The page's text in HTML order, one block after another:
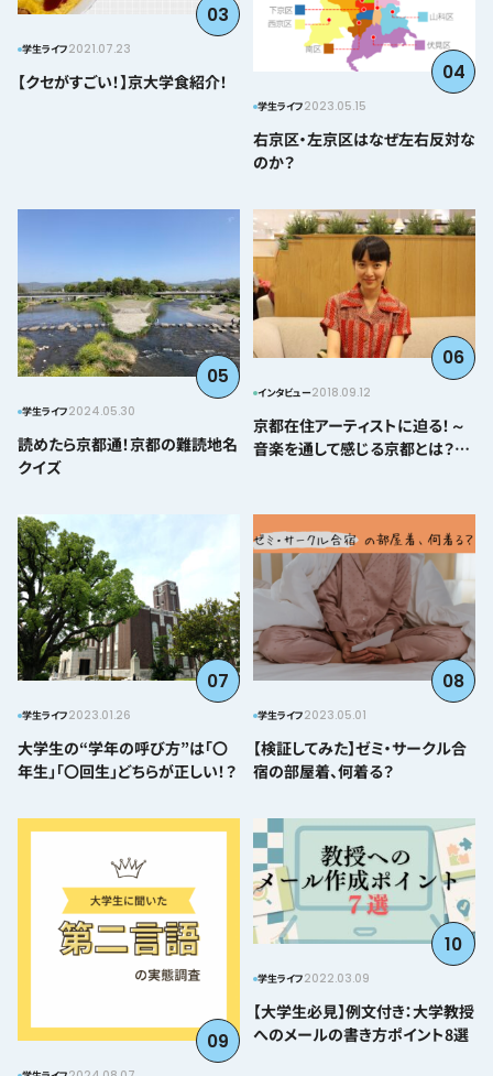
03
学生ライフ2021.07.23
【クセがすごい！】京大学食紹介！ 04
学生ライフ2023.05.15
右京区・左京区はなぜ左右反対な
のか？
05
学生ライフ2024.05.30
読めたら京都通！京都の難読地名
クイズ
06
インタビュー2018.09.12
京都在住アーティストに迫る！～
音楽を通して感じる京都とは？＠
07
学生ライフ2023.01.26
大学生の“学年の呼び方”は「〇
年生」「〇回生」どちらが正しい！？
08
学生ライフ2023.05.01
【検証してみた】ゼミ・サークル合
宿の部屋着、何着る？
09
10
学生ライフ2022.03.09
【大学生必見】例文付き：大学教授
へのメールの書き方ポイント8選